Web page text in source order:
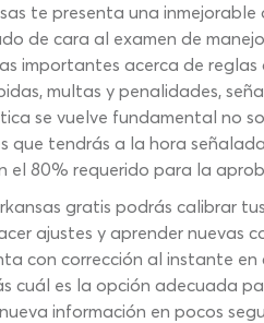
te presenta una
de cara al examen de
importantes acerca de
multas y penalidades,
se vuelve fundamental no
que tendrás a la hora
el 80% requerido para la
gratis podrás calibrar
ajustes y aprender nuevas
con corrección al instante
cuál es la opción
información en pocos